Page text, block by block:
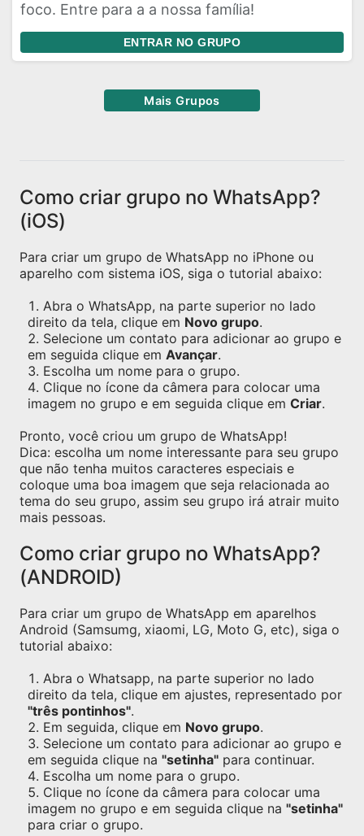
foco. Entre para a a nossa família!
ENTRAR NO GRUPO
Mais Grupos
Como criar grupo no WhatsApp?
(iOS)
Para criar um grupo de WhatsApp no iPhone ou
aparelho com sistema iOS, siga o tutorial abaixo:
Abra o WhatsApp, na parte superior no lado
direito da tela, clique em Novo grupo.
Selecione um contato para adicionar ao grupo e
em seguida clique em Avançar.
Escolha um nome para o grupo.
Clique no ícone da câmera para colocar uma
imagem no grupo e em seguida clique em Criar.
Pronto, você criou um grupo de WhatsApp!
Dica: escolha um nome interessante para seu grupo
que não tenha muitos caracteres especiais e
coloque uma boa imagem que seja relacionada ao
tema do seu grupo, assim seu grupo irá atrair muito
mais pessoas.
Como criar grupo no WhatsApp?
(ANDROID)
Para criar um grupo de WhatsApp em aparelhos
Android (Samsumg, xiaomi, LG, Moto G, etc), siga o
tutorial abaixo:
Abra o Whatsapp, na parte superior no lado
direito da tela, clique em ajustes, representado por
"três pontinhos".
Em seguida, clique em Novo grupo.
Selecione um contato para adicionar ao grupo e
em seguida clique na "setinha" para continuar.
Escolha um nome para o grupo.
Clique no ícone da câmera para colocar uma
imagem no grupo e em seguida clique na "setinha"
para criar o grupo.